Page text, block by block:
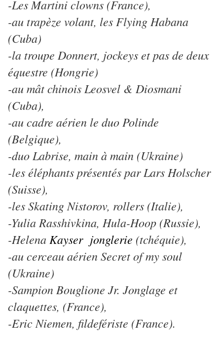
-Les Martini clowns (France),
-au trapèze volant, les Flying Habana
(Cuba)
-la troupe Donnert, jockeys et pas de deux
équestre (Hongrie)
-au mât chinois Leosvel & Diosmani
(Cuba),
-au cadre aérien le duo Polinde
(Belgique),
-duo Labrise, main à main (Ukraine)
-les éléphants présentés par Lars Holscher
(Suisse),
-les Skating Nistorov, rollers (Italie),
-Yulia Rasshivkina, Hula-Hoop (Russie),
-Helena Kayser jonglerie (tchéquie),
-au cerceau aérien Secret of my soul
(Ukraine)
-Sampion Bouglione Jr. Jonglage et
claquettes, (France),
-Eric Niemen, fildefériste (France).